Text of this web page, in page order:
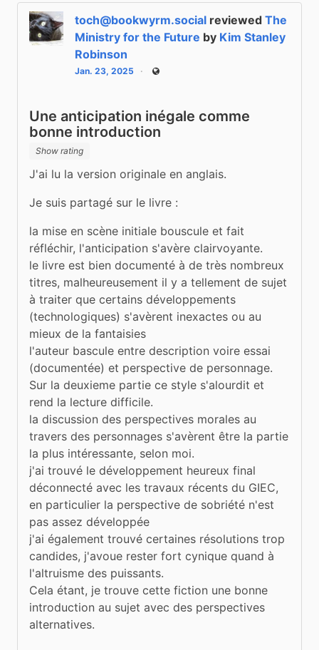
toch@bookwyrm.social reviewed The
Ministry for the Future by Kim Stanley
Robinson
Jan. 23, 2025 Public
Une anticipation inégale comme
bonne introduction
Show rating
J'ai lu la version originale en anglais.
Je suis partagé sur le livre :
la mise en scène initiale bouscule et fait
réfléchir, l'anticipation s'avère clairvoyante.
le livre est bien documenté à de très nombreux
titres, malheureusement il y a tellement de sujet
à traiter que certains développements
(technologiques) s'avèrent inexactes ou au
mieux de la fantaisies
l'auteur bascule entre description voire essai
(documentée) et perspective de personnage.
Sur la deuxieme partie ce style s'alourdit et
rend la lecture difficile.
la discussion des perspectives morales au
travers des personnages s'avèrent être la partie
la plus intéressante, selon moi.
j'ai trouvé le développement heureux final
déconnecté avec les travaux récents du GIEC,
en particulier la perspective de sobriété n'est
pas assez développée
j'ai également trouvé certaines résolutions trop
candides, j'avoue rester fort cynique quand à
l'altruisme des puissants.
Cela étant, je trouve cette fiction une bonne
introduction au sujet avec des perspectives
alternatives.